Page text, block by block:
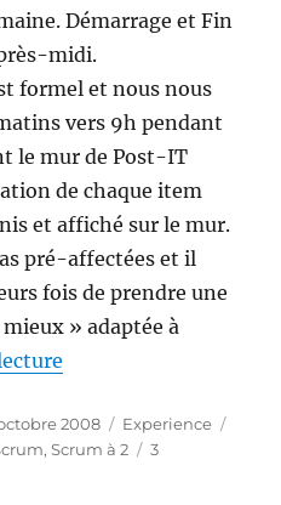
Démarrage et Fin
midi.
formel et nous nous
vers 9h pendant
le mur de Post-IT
de chaque item
et affiché sur le mur.
pré-affectées et il
fois de prendre une
» adaptée à
2008 Catégories
Experience
,Scrum à 2
3